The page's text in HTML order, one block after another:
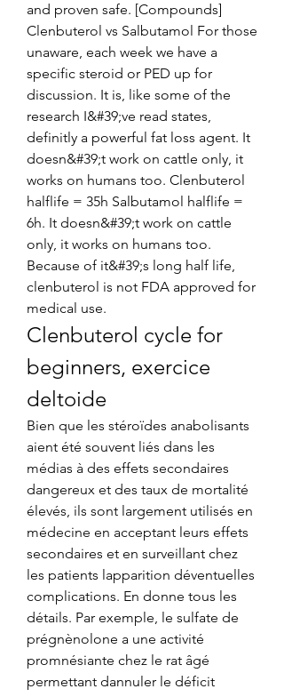
and proven safe. [Compounds]
Clenbuterol vs Salbutamol For those
unaware, each week we have a
specific steroid or PED up for
discussion. It is, like some of the
research I&#39;ve read states,
definitly a powerful fat loss agent. It
doesn&#39;t work on cattle only, it
works on humans too. Clenbuterol
halflife = 35h Salbutamol halflife =
6h. It doesn&#39;t work on cattle
only, it works on humans too.
Because of it&#39;s long half life,
clenbuterol is not FDA approved for
medical use.
Clenbuterol cycle for
beginners, exercice
deltoide
Bien que les stéroïdes anabolisants
aient été souvent liés dans les
médias à des effets secondaires
dangereux et des taux de mortalité
élevés, ils sont largement utilisés en
médecine en acceptant leurs effets
secondaires et en surveillant chez
les patients lapparition déventuelles
complications. En donne tous les
détails. Par exemple, le sulfate de
prégnènolone a une activité
promnésiante chez le rat âgé
permettant dannuler le déficit